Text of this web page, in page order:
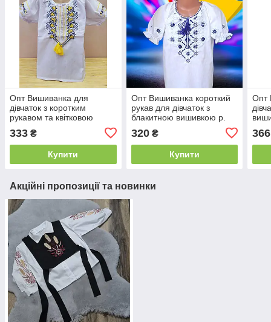
Опт Вишиванка для
дівчаток з коротким
рукавом та квітковою
жовто-синій
333 ₴
Купити
Опт Вишиванка короткий
рукав для дівчаток з
блакитною вишивкою р.
320₴
Купити
Опт
366
Акційні пропозиції та новинки